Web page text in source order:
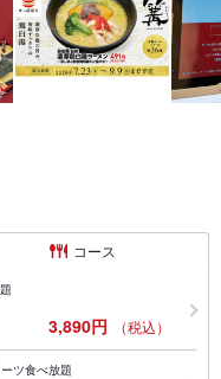
コース
3,890円 （税込）
ツ食べ放題